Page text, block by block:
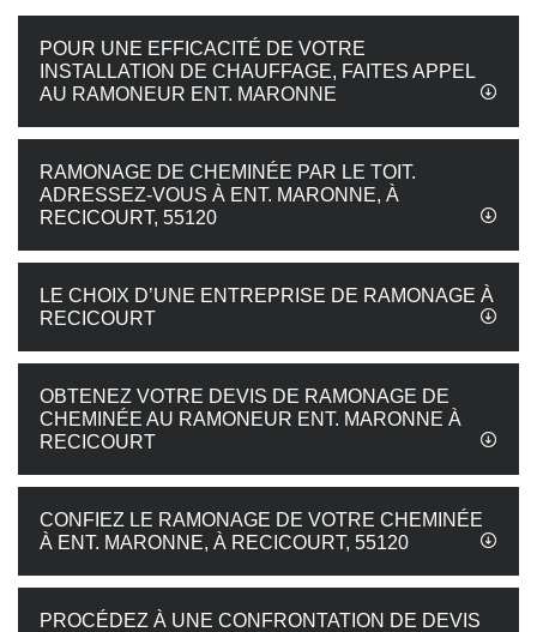
POUR UNE EFFICACITÉ DE VOTRE
INSTALLATION DE CHAUFFAGE, FAITES APPEL
AU RAMONEUR ENT. MARONNE
RAMONAGE DE CHEMINÉE PAR LE TOIT.
ADRESSEZ-VOUS À ENT. MARONNE, À
RECICOURT, 55120
LE CHOIX D’UNE ENTREPRISE DE RAMONAGE À
RECICOURT
OBTENEZ VOTRE DEVIS DE RAMONAGE DE
CHEMINÉE AU RAMONEUR ENT. MARONNE À
RECICOURT
CONFIEZ LE RAMONAGE DE VOTRE CHEMINÉE
À ENT. MARONNE, À RECICOURT, 55120
PROCÉDEZ À UNE CONFRONTATION DE DEVIS